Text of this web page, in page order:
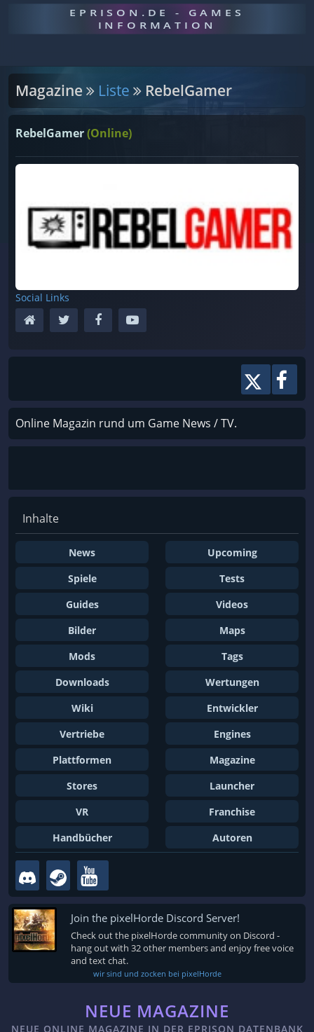
EPRISON.DE - GAMES
INFORMATION
Magazine Liste RebelGamer
RebelGamer(Online)
Social Links
Online Magazin rund um Game News / TV.
Inhalte
News
Upcoming
Spiele
Tests
Guides
Videos
Bilder
Maps
Mods
Tags
Downloads
Wertungen
Wiki
Entwickler
Vertriebe
Engines
Plattformen
Magazine
Stores
Launcher
VR
Franchise
Handbücher
Autoren
Join the pixelHorde Discord Server!
Check out the pixelHorde community on Discord -
hang out with 32 other members and enjoy free voice
and text chat.
wir sind und zocken bei pixelHorde
NEUE MAGAZINE
NEUE ONLINE MAGAZINE IN DER EPRISON DATENBANK